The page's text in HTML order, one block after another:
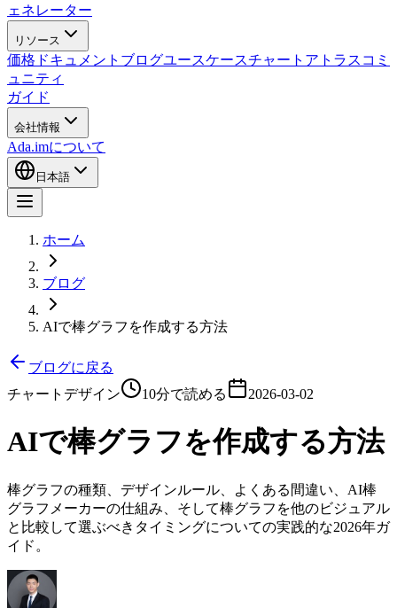
ェネレーター
リソース
価格 ドキュメント ブログユースケースチャートアトラス コミ
ュニティ
ガイド
会社情報
Ada.imについて
日本語
ホーム
ブログ
AIで棒グラフを作成する方法
ブログに戻る
チャートデザイン
10分で読める 2026-03-02
AIで棒グラフを作成する方法
棒グラフの種類、デザインルール、よくある間違い、AI棒
グラフメーカーの仕組み、そして棒グラフを他のビジュアル
と比較して選ぶべきタイミングについての実践的な2026年ガ
イド。